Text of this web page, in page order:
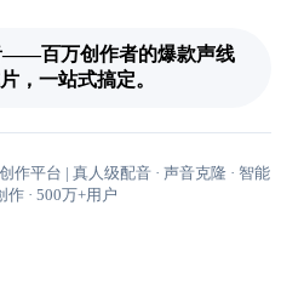
——百万创作者的爆款声线
，一站式搞定。
平台 | 真人级配音 · 声音克隆 · 智能
作 · 500万+用户